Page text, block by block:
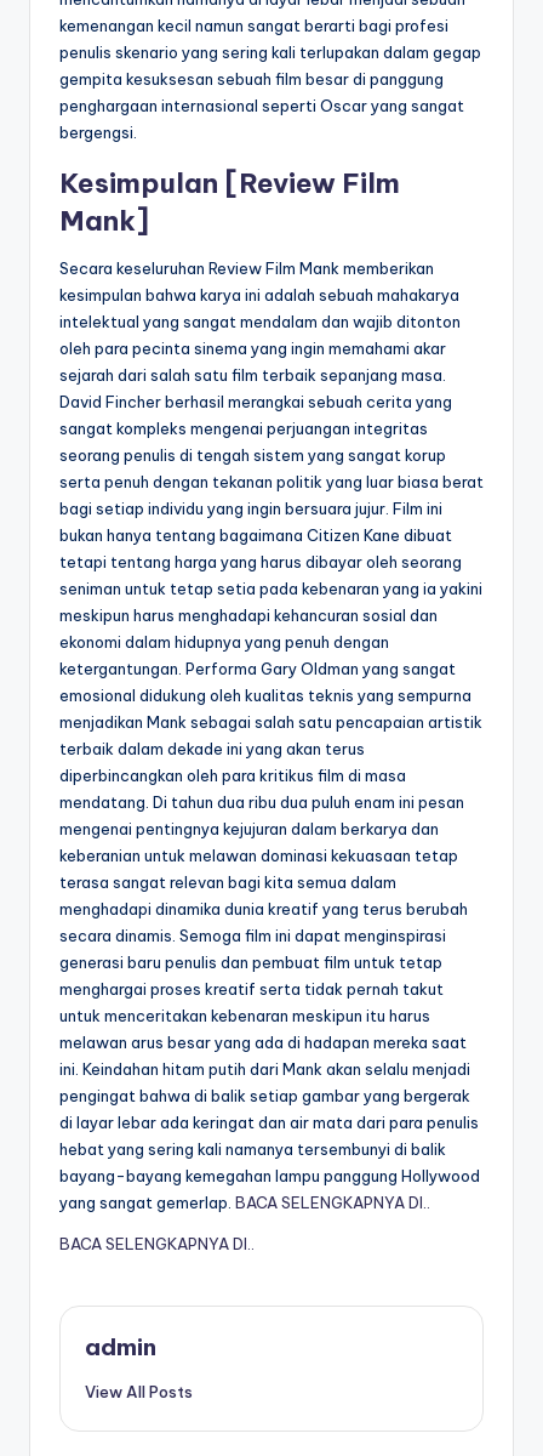
kemenangan kecil namun sangat berarti bagi profesi
penulis skenario yang sering kali terlupakan dalam gegap
gempita kesuksesan sebuah film besar di panggung
penghargaan internasional seperti Oscar yang sangat
bergengsi.
Kesimpulan [Review Film
Mank]
Secara keseluruhan Review Film Mank memberikan
kesimpulan bahwa karya ini adalah sebuah mahakarya
intelektual yang sangat mendalam dan wajib ditonton
oleh para pecinta sinema yang ingin memahami akar
sejarah dari salah satu film terbaik sepanjang masa.
David Fincher berhasil merangkai sebuah cerita yang
sangat kompleks mengenai perjuangan integritas
seorang penulis di tengah sistem yang sangat korup
serta penuh dengan tekanan politik yang luar biasa berat
bagi setiap individu yang ingin bersuara jujur. Film ini
bukan hanya tentang bagaimana Citizen Kane dibuat
tetapi tentang harga yang harus dibayar oleh seorang
seniman untuk tetap setia pada kebenaran yang ia yakini
meskipun harus menghadapi kehancuran sosial dan
ekonomi dalam hidupnya yang penuh dengan
ketergantungan. Performa Gary Oldman yang sangat
emosional didukung oleh kualitas teknis yang sempurna
menjadikan Mank sebagai salah satu pencapaian artistik
terbaik dalam dekade ini yang akan terus
diperbincangkan oleh para kritikus film di masa
mendatang. Di tahun dua ribu dua puluh enam ini pesan
mengenai pentingnya kejujuran dalam berkarya dan
keberanian untuk melawan dominasi kekuasaan tetap
terasa sangat relevan bagi kita semua dalam
menghadapi dinamika dunia kreatif yang terus berubah
secara dinamis. Semoga film ini dapat menginspirasi
generasi baru penulis dan pembuat film untuk tetap
menghargai proses kreatif serta tidak pernah takut
untuk menceritakan kebenaran meskipun itu harus
melawan arus besar yang ada di hadapan mereka saat
ini. Keindahan hitam putih dari Mank akan selalu menjadi
pengingat bahwa di balik setiap gambar yang bergerak
di layar lebar ada keringat dan air mata dari para penulis
hebat yang sering kali namanya tersembunyi di balik
bayang-bayang kemegahan lampu panggung Hollywood
yang sangat gemerlap. BACA SELENGKAPNYA DI..
BACA SELENGKAPNYA DI..
admin
View All Posts